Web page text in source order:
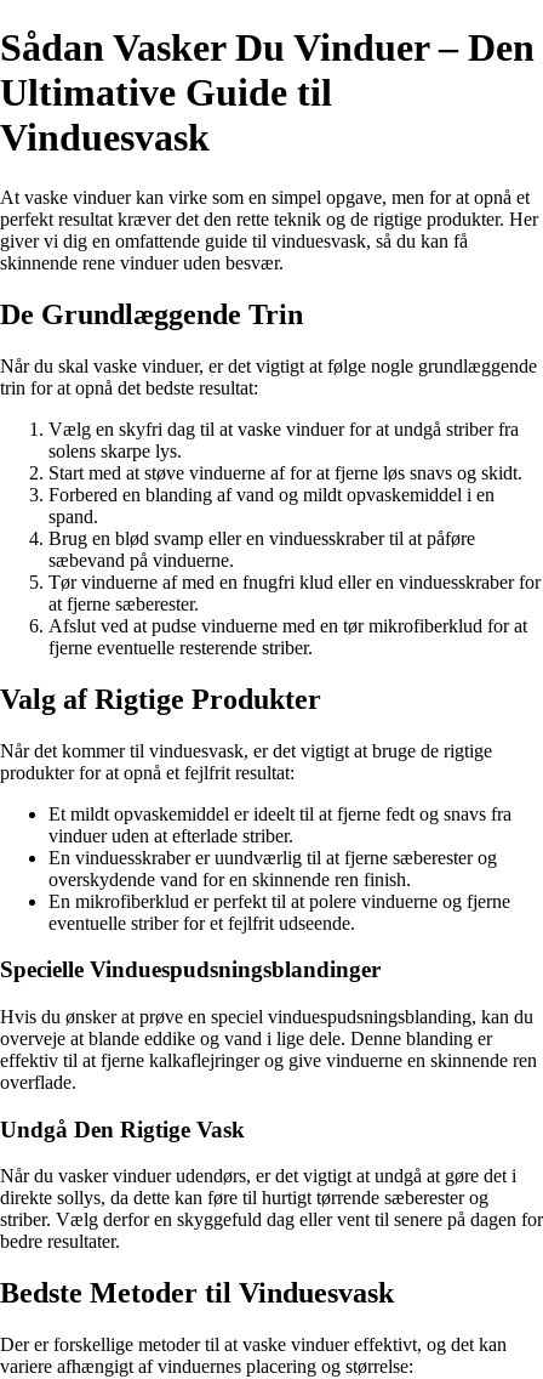
Sådan Vasker Du Vinduer – Den
Ultimative Guide til
Vinduesvask
At vaske vinduer kan virke som en simpel opgave, men for at opnå et
perfekt resultat kræver det den rette teknik og de rigtige produkter. Her
giver vi dig en omfattende guide til vinduesvask, så du kan få
skinnende rene vinduer uden besvær.
De Grundlæggende Trin
Når du skal vaske vinduer, er det vigtigt at følge nogle grundlæggende
trin for at opnå det bedste resultat:
Vælg en skyfri dag til at vaske vinduer for at undgå striber fra
solens skarpe lys.
Start med at støve vinduerne af for at fjerne løs snavs og skidt.
Forbered en blanding af vand og mildt opvaskemiddel i en
spand.
Brug en blød svamp eller en vinduesskraber til at påføre
sæbevand på vinduerne.
Tør vinduerne af med en fnugfri klud eller en vinduesskraber for
at fjerne sæberester.
Afslut ved at pudse vinduerne med en tør mikrofiberklud for at
fjerne eventuelle resterende striber.
Valg af Rigtige Produkter
Når det kommer til vinduesvask, er det vigtigt at bruge de rigtige
produkter for at opnå et fejlfrit resultat:
Et mildt opvaskemiddel er ideelt til at fjerne fedt og snavs fra
vinduer uden at efterlade striber.
En vinduesskraber er uundværlig til at fjerne sæberester og
overskydende vand for en skinnende ren finish.
En mikrofiberklud er perfekt til at polere vinduerne og fjerne
eventuelle striber for et fejlfrit udseende.
Specielle Vinduespudsningsblandinger
Hvis du ønsker at prøve en speciel vinduespudsningsblanding, kan du
overveje at blande eddike og vand i lige dele. Denne blanding er
effektiv til at fjerne kalkaflejringer og give vinduerne en skinnende ren
overflade.
Undgå Den Rigtige Vask
Når du vasker vinduer udendørs, er det vigtigt at undgå at gøre det i
direkte sollys, da dette kan føre til hurtigt tørrende sæberester og
striber. Vælg derfor en skyggefuld dag eller vent til senere på dagen for
bedre resultater.
Bedste Metoder til Vinduesvask
Der er forskellige metoder til at vaske vinduer effektivt, og det kan
variere afhængigt af vinduernes placering og størrelse: